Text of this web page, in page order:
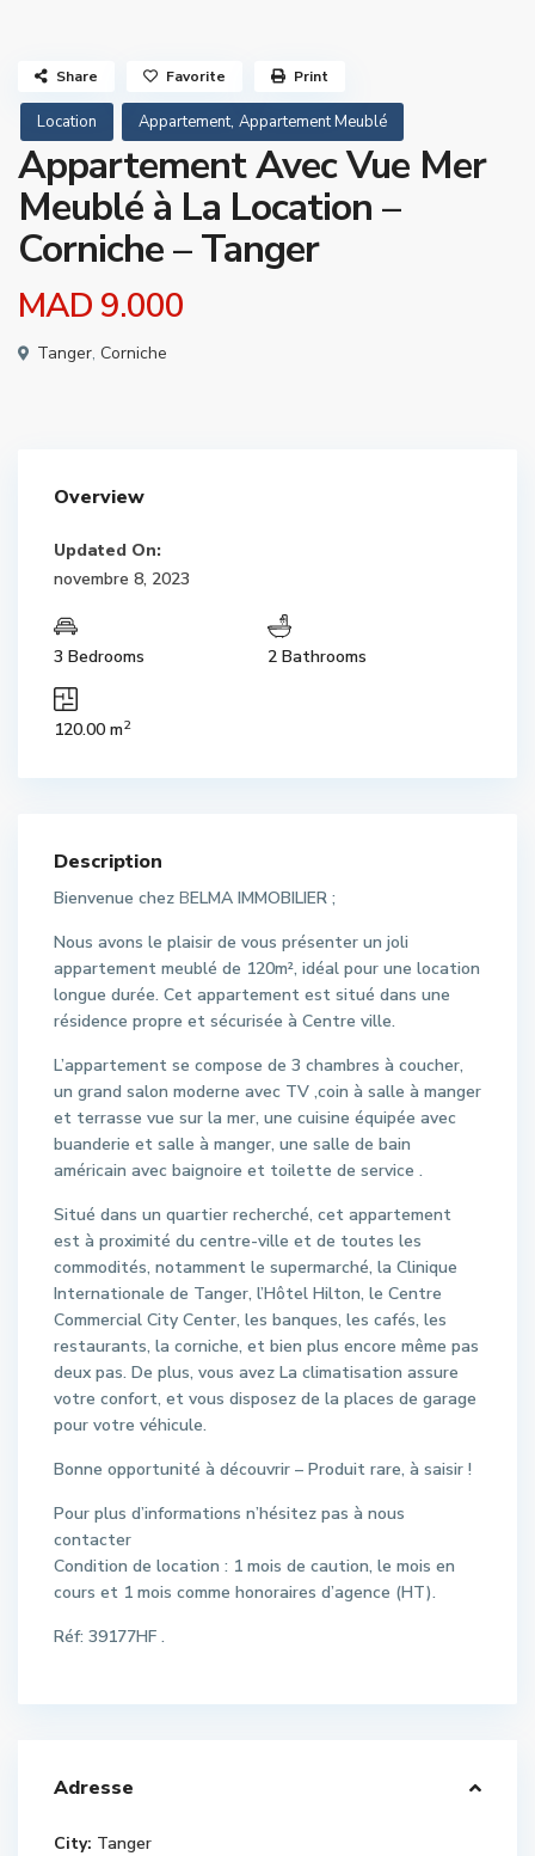
Location Appartement, Appartement Meublé
Appartement Avec Vue Mer
Meublé à La Location –
Corniche – Tanger
MAD 9.000
Tanger, Corniche
Share Favorite Print
Overview
Updated On:
novembre 8, 2023
3 Bedrooms 2 Bathrooms
120.00 m2
Description
Bienvenue chez BELMA IMMOBILIER ;
Nous avons le plaisir de vous présenter un joli
appartement meublé de 120m², idéal pour une location
longue durée. Cet appartement est situé dans une
résidence propre et sécurisée à Centre ville.
L’appartement se compose de 3 chambres à coucher,
un grand salon moderne avec TV ,coin à salle à manger
et terrasse vue sur la mer, une cuisine équipée avec
buanderie et salle à manger, une salle de bain
américain avec baignoire et toilette de service .
Situé dans un quartier recherché, cet appartement
est à proximité du centre-ville et de toutes les
commodités, notamment le supermarché, la Clinique
Internationale de Tanger, l’Hôtel Hilton, le Centre
Commercial City Center, les banques, les cafés, les
restaurants, la corniche, et bien plus encore même pas
deux pas. De plus, vous avez La climatisation assure
votre confort, et vous disposez de la places de garage
pour votre véhicule.
Bonne opportunité à découvrir – Produit rare, à saisir !
Pour plus d’informations n’hésitez pas à nous
contacter
Condition de location : 1 mois de caution, le mois en
cours et 1 mois comme honoraires d’agence (HT).
Réf: 39177HF .
Adresse
City: Tanger